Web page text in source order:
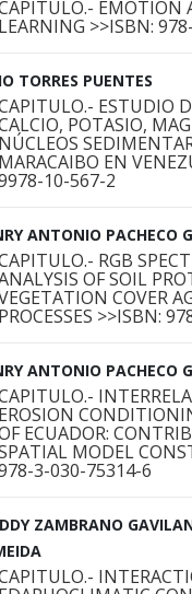
EMOTION
LEARNING >>ISBN:
TORRES PUENTES
ESTUDIO
POTASIO,
NÚCLEOS
MARACAIBO EN
10-567-2
ANTONIO PACHECO
RGB
OF SOIL
COVER
PROCESSES >>ISBN:
ANTONIO PACHECO
EROSION
ECUADOR:
MODEL
3-030-75314-6
ZAMBRANO